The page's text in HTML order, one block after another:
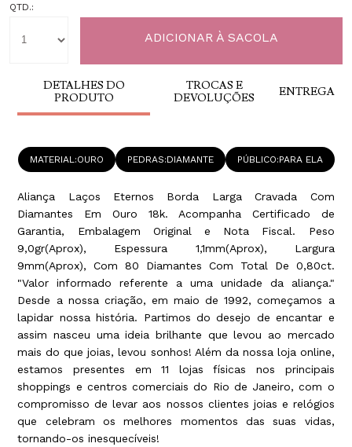
QTD.:
DETALHES DO
PRODUTO
TROCAS E
DEVOLUÇÕES
ENTREGA
Aliança Laços Eternos Borda Larga Cravada Com
Diamantes Em Ouro 18k. Acompanha Certificado de
Garantia, Embalagem Original e Nota Fiscal. Peso
9,0gr(Aprox), Espessura 1,1mm(Aprox), Largura
9mm(Aprox), Com 80 Diamantes Com Total De 0,80ct.
"Valor informado referente a uma unidade da aliança."
Desde a nossa criação, em maio de 1992, começamos a
lapidar nossa história. Partimos do desejo de encantar e
assim nasceu uma ideia brilhante que levou ao mercado
mais do que joias, levou sonhos! Além da nossa loja online,
estamos presentes em 11 lojas físicas nos principais
shoppings e centros comerciais do Rio de Janeiro, com o
compromisso de levar aos nossos clientes joias e relógios
que celebram os melhores momentos das suas vidas,
tornando-os inesquecíveis!
MATERIAL OURO PEDRAS DIAMANTE PÚBLICO PARA ELA